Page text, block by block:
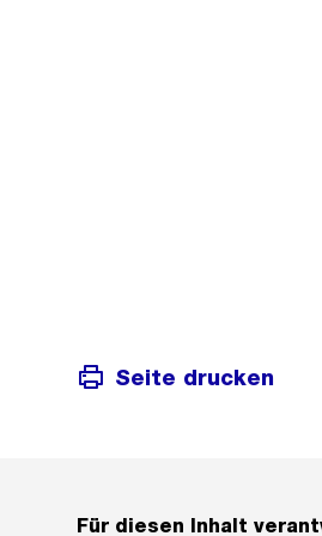
Seite drucken
Für diesen Inhalt